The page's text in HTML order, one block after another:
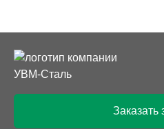
предприятия используют
производятся из стальных
они проходят
внутренних напряжений.
согласно ГОСТ,
Заказать